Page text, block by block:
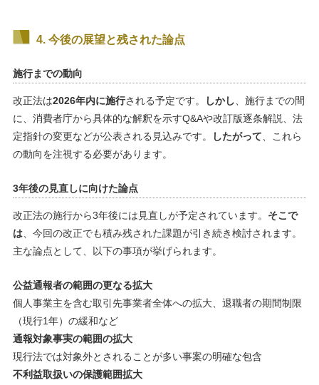
4. 今後の展望と残された論点
施行までの動向
改正法は2026年内に施行される予定です。 しかし 、施行までの間
に、消費者庁から具体的な解釈を示すQ&Aや改訂版逐条解説、法
定指針の変更などが公表される見込みです。
したがって 、これら
の動向を注視する必要があります。
3年後の見直しに向けた論点
改正法の施行から3年後には見直しが予定されています。 そこで
は、今回の改正でも積み残された課題が引き続き検討されます。
主な論点として、以下の事項が挙げられます。
公益通報者の範囲の更なる拡大
個人事業主を含む取引先事業者全体への拡大、退職者の期間制限
（現行1年）の緩和など
通報対象事実の範囲の拡大
現行法では対象外とされることが多い事案の明確な包含
不利益取扱いの保護範囲拡大